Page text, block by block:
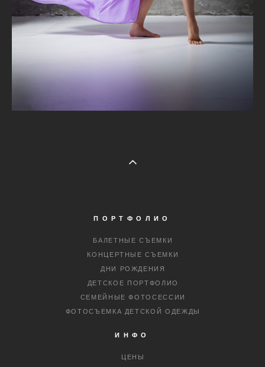
ПОРТФОЛИО
БАЛЕТНЫЕ СЪЕМКИ
КОНЦЕРТНЫЕ СЪЕМКИ
ДНИ РОЖДЕНИЯ
ДЕТСКОЕ ПОРТФОЛИО
СЕМЕЙНЫЕ ФОТОСЕССИИ
ФОТОСЪЕМКА ДЕТСКОЙ ОДЕЖДЫ
ИНФО
ЦЕНЫ